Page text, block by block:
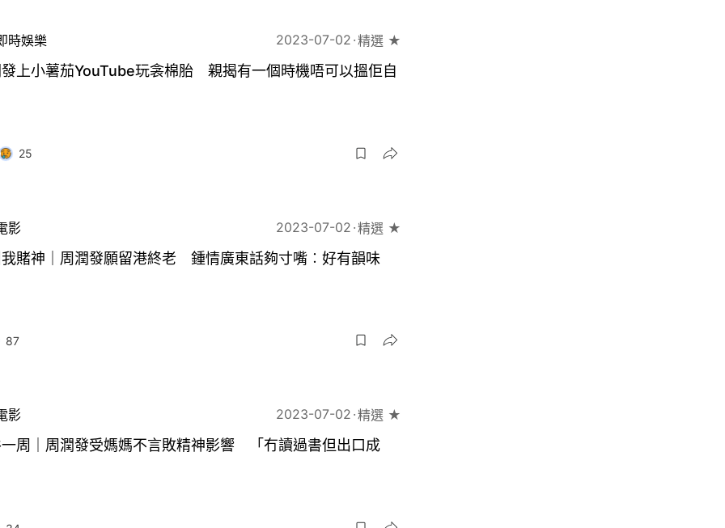
時娛樂 2023-07-02 精選 ★
上小薯茄YouTube玩衾棉胎 親揭有一個時機唔可以搵佢自
25
影 2023-07-02 精選 ★
賭神｜周潤發願留港終老 鍾情廣東話夠寸嘴︰好有韻味
87
影 2023-07-02 精選 ★
周｜周潤發受媽媽不言敗精神影響 「冇讀過書但出口成